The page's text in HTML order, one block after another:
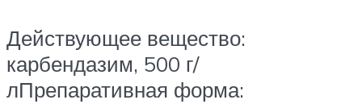
Действующее вещество:
карбендазим, 500 г/
лПрепаративная форма: